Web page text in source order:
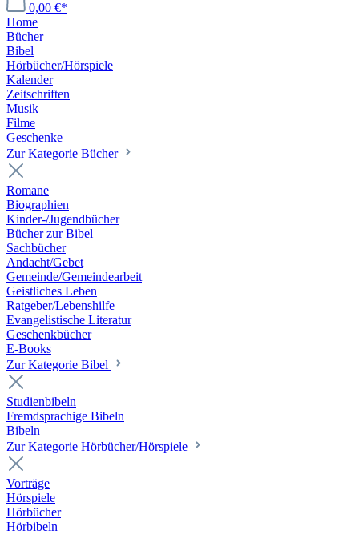
0,00 €*
Home
Bücher
Bibel
Hörbücher/Hörspiele
Kalender
Zeitschriften
Musik
Filme
Geschenke
Zur Kategorie Bücher
Romane
Biographien
Kinder-/Jugendbücher
Bücher zur Bibel
Sachbücher
Andacht/Gebet
Gemeinde/Gemeindearbeit
Geistliches Leben
Ratgeber/Lebenshilfe
Evangelistische Literatur
Geschenkbücher
E-Books
Zur Kategorie Bibel
Studienbibeln
Fremdsprachige Bibeln
Bibeln
Zur Kategorie Hörbücher/Hörspiele
Vorträge
Hörspiele
Hörbücher
Hörbibeln